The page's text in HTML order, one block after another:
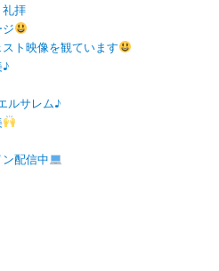
拝
ト映像を観ています
ルサレム♪
配信中